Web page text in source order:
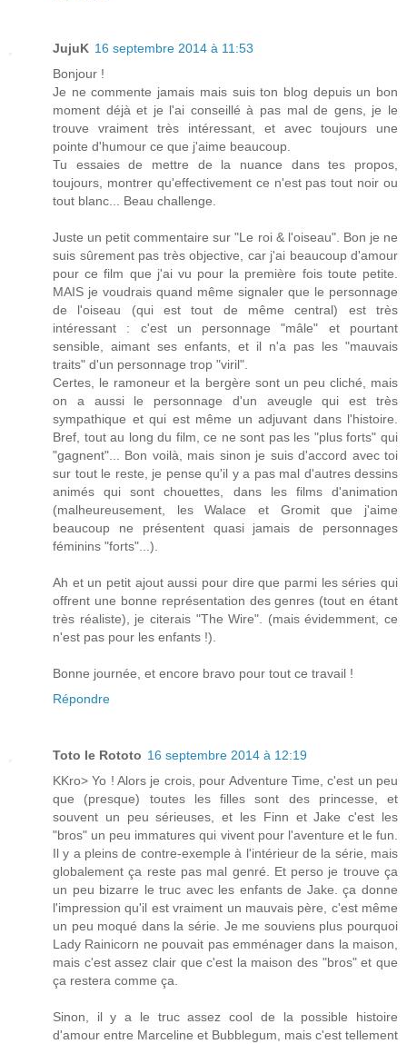
JujuK 16 septembre 2014 à 11:53
Bonjour !
Je ne commente jamais mais suis ton blog depuis un bon
moment déjà et je l'ai conseillé à pas mal de gens, je le
trouve vraiment très intéressant, et avec toujours une
pointe d'humour ce que j'aime beaucoup.
Tu essaies de mettre de la nuance dans tes propos,
toujours, montrer qu'effectivement ce n'est pas tout noir ou
tout blanc... Beau challenge.
Juste un petit commentaire sur "Le roi & l'oiseau". Bon je ne
suis sûrement pas très objective, car j'ai beaucoup d'amour
pour ce film que j'ai vu pour la première fois toute petite.
MAIS je voudrais quand même signaler que le personnage
de l'oiseau (qui est tout de même central) est très
intéressant : c'est un personnage "mâle" et pourtant
sensible, aimant ses enfants, et il n'a pas les "mauvais
traits" d'un personnage trop "viril".
Certes, le ramoneur et la bergère sont un peu cliché, mais
on a aussi le personnage d'un aveugle qui est très
sympathique et qui est même un adjuvant dans l'histoire.
Bref, tout au long du film, ce ne sont pas les "plus forts" qui
"gagnent"... Bon voilà, mais sinon je suis d'accord avec toi
sur tout le reste, je pense qu'il y a pas mal d'autres dessins
animés qui sont chouettes, dans les films d'animation
(malheureusement, les Walace et Gromit que j'aime
beaucoup ne présentent quasi jamais de personnages
féminins "forts"...).
Ah et un petit ajout aussi pour dire que parmi les séries qui
offrent une bonne représentation des genres (tout en étant
très réaliste), je citerais "The Wire". (mais évidemment, ce
n'est pas pour les enfants !).
Bonne journée, et encore bravo pour tout ce travail !
Répondre
Toto le Rototo 16 septembre 2014 à 12:19
KKro> Yo ! Alors je crois, pour Adventure Time, c'est un peu
que (presque) toutes les filles sont des princesse, et
souvent un peu sérieuses, et les Finn et Jake c'est les
"bros" un peu immatures qui vivent pour l'aventure et le fun.
Il y a pleins de contre-exemple à l'intérieur de la série, mais
globalement ça reste pas mal genré. Et perso je trouve ça
un peu bizarre le truc avec les enfants de Jake. ça donne
l'impression qu'il est vraiment un mauvais père, c'est même
un peu moqué dans la série. Je me souviens plus pourquoi
Lady Rainicorn ne pouvait pas emménager dans la maison,
mais c'est assez clair que c'est la maison des "bros" et que
ça restera comme ça.
Sinon, il y a le truc assez cool de la possible histoire
d'amour entre Marceline et Bubblegum, mais c'est tellement